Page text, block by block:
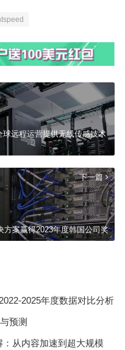
远程运营提供无线传感技术
下一篇
案赢得2023年度韩国公司奖
2025年度数据对比分析
预测
从内容加速到超大规模